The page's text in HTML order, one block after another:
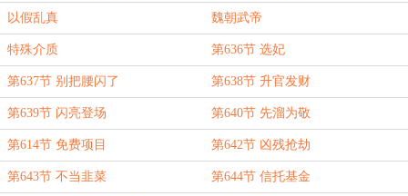
以假乱真 魏朝武帝
特殊介质 第636节 选妃
第637节 别把腰闪了 第638节 升官发财
第639节 闪亮登场 第640节 先溜为敬
第614节 免费项目 第642节 凶残抢劫
第643节 不当韭菜 第644节 信托基金